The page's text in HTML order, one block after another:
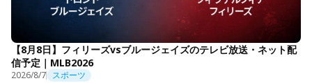
【8月8日】フィリーズvsブルージェイズのテレビ放送・ネット配
信予定｜MLB2026
2026/8/7 スポーツ